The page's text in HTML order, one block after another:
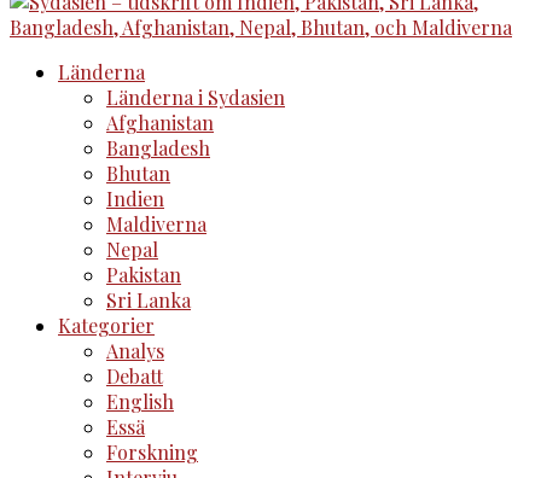
Länderna
Länderna i Sydasien
Afghanistan
Bangladesh
Bhutan
Indien
Maldiverna
Nepal
Pakistan
Sri Lanka
Kategorier
Analys
Debatt
English
Essä
Forskning